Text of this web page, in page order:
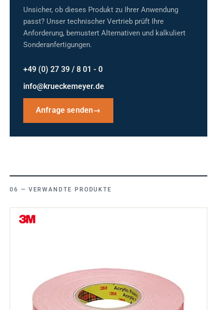
Unsicher, ob dieses Produkt zu Ihrer Anwendung
passt? Unser technischer Vertrieb prüft Ihre
Anforderung, bemustert Alternativen und kalkuliert
Sonderanfertigungen.
+49 (0) 27 39 / 8 01 - 0
info@krueckemeyer.de
Anfrage senden→
VERWANDTE PRODUKTE